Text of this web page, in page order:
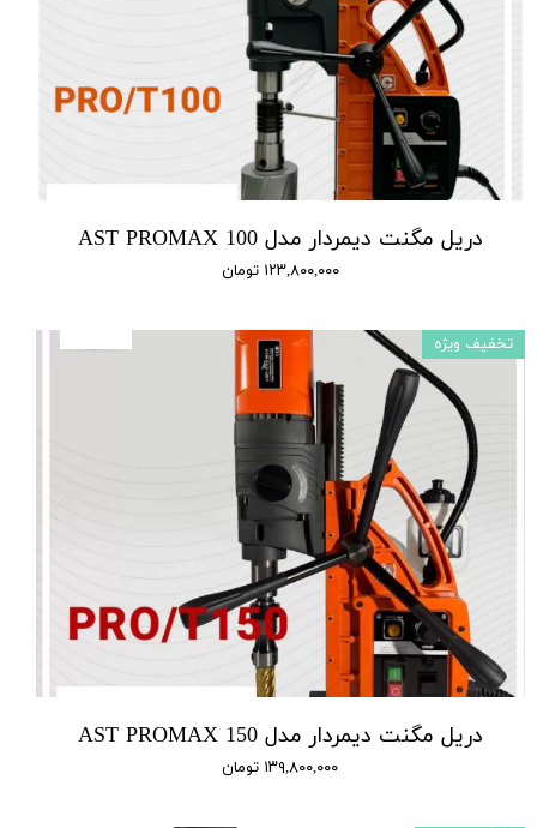
دریل مگنت دیمردار مدل AST PROMAX 100
۱۲۳,۸۰۰,۰۰۰ تومان
دریل مگنت دیمردار مدل AST PROMAX 150
۱۳۹,۸۰۰,۰۰۰ تومان
تخفیف ویژه